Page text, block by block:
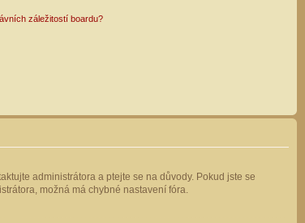
záležitostí boardu?
administrátora a ptejte se na důvody. Pokud jste se
možná má chybné nastavení fóra.